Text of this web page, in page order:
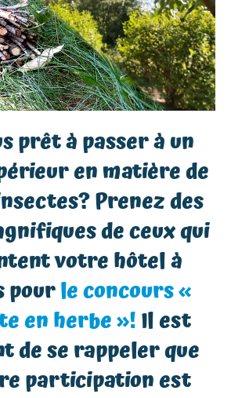
prêt à passer à un
en matière de
Prenez des
de ceux qui
votre hôtel à
pourle concours «
en herbe »!Il est
de se rappeler que
participation est